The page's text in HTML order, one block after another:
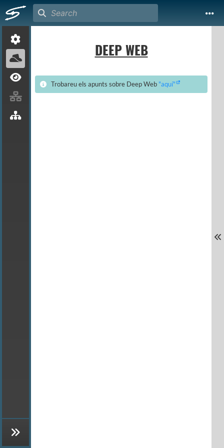
DEEP WEB
Trobareu els apunts sobre Deep Web "aquí"